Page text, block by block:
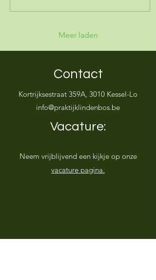
Dr. Sanne en dr. Evalien
onder de noemer ‘huisarts’
geen acute, niet-planbare
ligt op een meer
integratieve vorm van
kijken we op een diepere
en bredere...
Meer laden
Contact
Kortrijksestraat 359A, 3010 Kessel-Lo
info@praktijklindenbos.be
Vacature:
Neem vrijblijvend een kijkje op onze
vacature pagina.